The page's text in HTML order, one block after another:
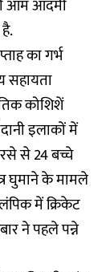
आम आदमी
का गर्भ
सहायता
कोशिशें
इलाकों में
से 24 बच्चे
घुमाने के मामले
में क्रिकेट
ने पहले पन्ने